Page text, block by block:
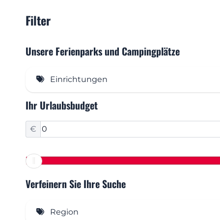
Filter
Unsere Ferienparks und Campingplätze
Einrichtungen
Freibad (11)
Hallenbad
Restaurant / Bar (11)
Waschsalon
Ihr Urlaubsbudget
€
Verfeinern Sie Ihre Suche
Region